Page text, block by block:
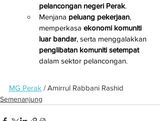
pelancongan negeri Perak.
Menjana peluang pekerjaan,
memperkasa ekonomi komuniti
luar bandar, serta menggalakkan
penglibatan komuniti setempat
dalam sektor pelancongan.
MG Perak / Amirrul Rabbani Rashid
Semenanjung